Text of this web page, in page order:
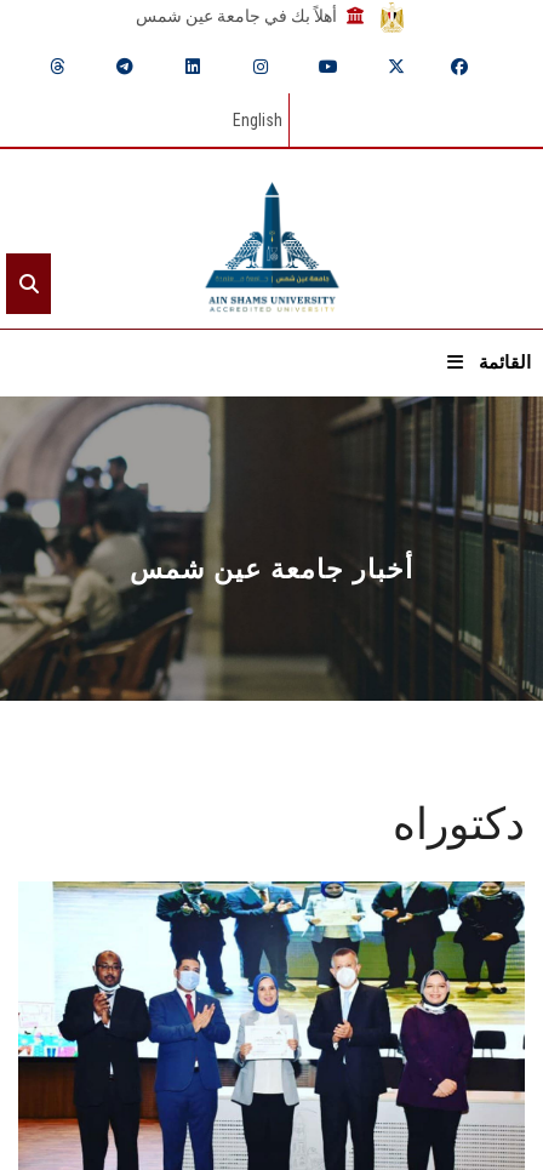
أهلاً بك في جامعة عين شمس
English
القائمة
الرئيسيـة
عن الجامعة
القطاعـات
الشئون الأكاديمية
البحث العلمي
الأنظمة الذكية
تواصل معنا
هيئة التدريس
أخبار جامعة عين شمس
دكتوراه